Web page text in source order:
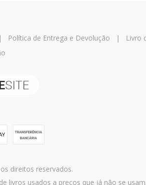
Política de Entrega e Devolução | Livro
direitos reservados.
livros usados a preços que já não se usam.